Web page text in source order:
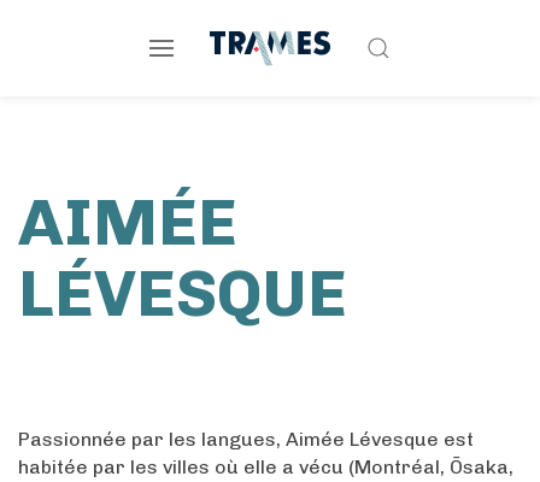
AIMÉE
LÉVESQUE
Passionnée par les langues, Aimée Lévesque est
habitée par les villes où elle a vécu (Montréal, Ōsaka,